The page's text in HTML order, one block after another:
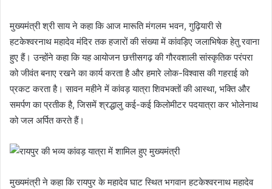
मुख्यमंत्री श्री साय ने कहा कि आज मारूति मंगलम भवन, गुढ़ियारी से
हटकेश्वरनाथ महादेव मंदिर तक हजारों की संख्या में कांवड़िए जलाभिषेक हेतु रवाना
हुए हैं। उन्होंने कहा कि यह आयोजन छत्तीसगढ़ की गौरवशाली सांस्कृतिक परंपरा
को जीवंत बनाए रखने का कार्य करता है और हमारे लोक-विश्वास की गहराई को
प्रकट करता है। सावन महीने में कांवड़ यात्रा शिवभक्तों की आस्था, भक्ति और
समर्पण का प्रतीक है, जिसमें श्रद्धालु कई-कई किलोमीटर पदयात्रा कर भोलेनाथ
को जल अर्पित करते हैं।
मुख्यमंत्री ने कहा कि रायपुर के महादेव घाट स्थित भगवान हटकेश्वरनाथ महादेव